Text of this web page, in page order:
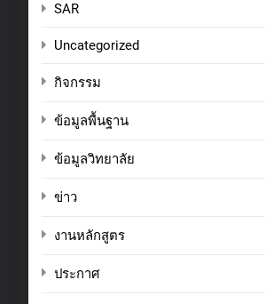
SAR
Uncategorized
กิจกรรม
ข้อมูลพื้นฐาน
ข้อมูลวิทยาลัย
ข่าว
งานหลักสูตร
ประกาศ